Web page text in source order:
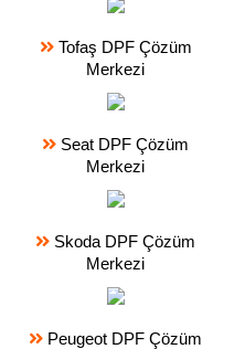
Tofaş DPF Çözüm
Merkezi
Seat DPF Çözüm
Merkezi
Skoda DPF Çözüm
Merkezi
Peugeot DPF Çözüm